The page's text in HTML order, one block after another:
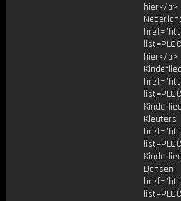
hier</
hier</